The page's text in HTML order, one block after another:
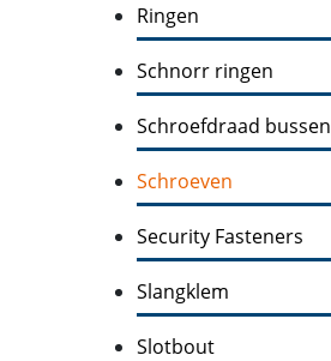
Ringen
Schnorr ringen
Schroefdraad bussen
Schroeven
Security Fasteners
Slangklem
Slotbout